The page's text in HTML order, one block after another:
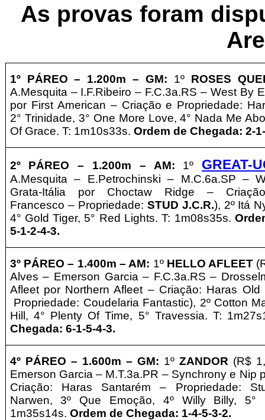
As provas foram
1º PÁREO – 1.200m – GM: 1º ROSES
A.Mesquita – I.F.Ribeiro – F.C.3a.RS – West By
por First American – Criação e Propriedade:
2° Trinidade, 3° One More Love, 4° Nada Me
Of Grace. T: 1m10s33s. Ordem de Chegada: 2-
2º PÁREO – 1.200m – AM: 1º GREAT-
A.Mesquita – E.Petrochinski – M.C.6a.SP –
Grata-Itália por Choctaw Ridge –
Francesco – Propriedade: STUD J.C.R.), 2º Itá
4° Gold Tiger, 5° Red Lights. T: 1m08s35s.
5-1-2-4-3.
3º PÁREO – 1.400m – AM: 1º HELLO AFLEET
Alves – Emerson Garcia – F.C.3a.RS –
Afleet por Northern Afleet – Criação: Haras Old
Propriedade: Coudelaria Fantastic), 2º Cotton
Hill, 4° Plenty Of Time, 5° Travessia. T:
Chegada: 6-1-5-4-3.
4º PÁREO – 1.600m – GM: 1ºZANDOR (R$
Emerson Garcia – M.T.3a.PR – Synchrony e Nip
Criação: Haras Santarém
– Propriedade:
Narwen, 3º Que Emoção, 4º Willy Billy, 5°
1m35s14s. Ordem de Chegada: 1-4-5-3-2.